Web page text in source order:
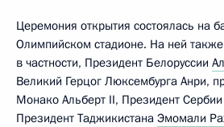
Церемония открытия состоялась на
Олимпийском стадионе. На ней также
в частности, Президент Белоруссии
Великий Герцог Люксембурга Анри,
Монако Альберт II, Президент Сербии
Президент Таджикистана Эмомали